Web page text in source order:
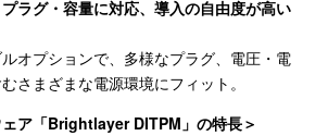
ラグ・容量に対応、導入の自由度が高い
オプションで、多様なプラグ、電圧・電
さまざまな電源環境にフィット。
ア「Brightlayer DITPM」の特長＞